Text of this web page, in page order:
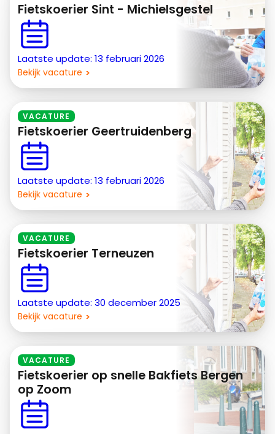
Fietskoerier Sint - Michielsgestel
Laatste update: 13 februari 2026
Bekijk vacature
VACATURE
Fietskoerier Geertruidenberg
Laatste update: 13 februari 2026
Bekijk vacature
VACATURE
Fietskoerier Terneuzen
Laatste update: 30 december 2025
Bekijk vacature
VACATURE
Fietskoerier op snelle Bakfiets Bergen
op Zoom